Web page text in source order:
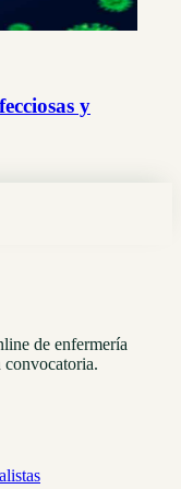
y
de enfermería
convocatoria.